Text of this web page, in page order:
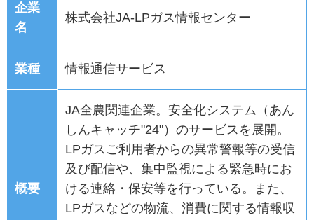
企業
名
株式会社JA-LPガス情報センター
業種 情報通信サービス
概要
JA全農関連企業。安全化システム（あん
しんキャッチ"24"）のサービスを展開。
LPガスご利用者からの異常警報等の受信
及び配信や、集中監視による緊急時にお
ける連絡・保安等を行っている。また、
LPガスなどの物流、消費に関する情報収